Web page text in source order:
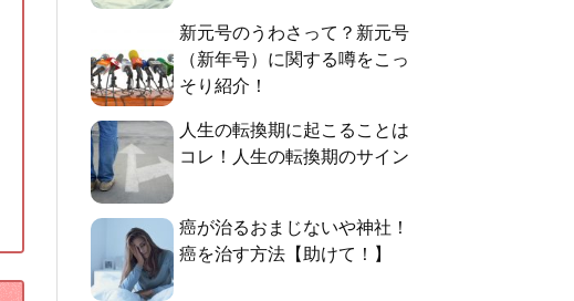
新元号のうわさって？新元号
（新年号）に関する噂をこっ
そり紹介！
人生の転換期に起こることは
コレ！人生の転換期のサイン
癌が治るおまじないや神社！
癌を治す方法【助けて！】